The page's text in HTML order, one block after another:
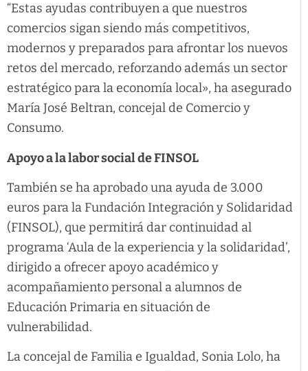
“Estas ayudas contribuyen a que nuestros
comercios sigan siendo más competitivos,
modernos y preparados para afrontar los nuevos
retos del mercado, reforzando además un sector
estratégico para la economía local», ha asegurado
María José Beltran, concejal de Comercio y
Consumo.
Apoyo a la labor social de FINSOL
También se ha aprobado una ayuda de 3.000
euros para la Fundación Integración y Solidaridad
(FINSOL), que permitirá dar continuidad al
programa ‘Aula de la experiencia y la solidaridad’,
dirigido a ofrecer apoyo académico y
acompañamiento personal a alumnos de
Educación Primaria en situación de
vulnerabilidad.
La concejal de Familia e Igualdad, Sonia Lolo, ha